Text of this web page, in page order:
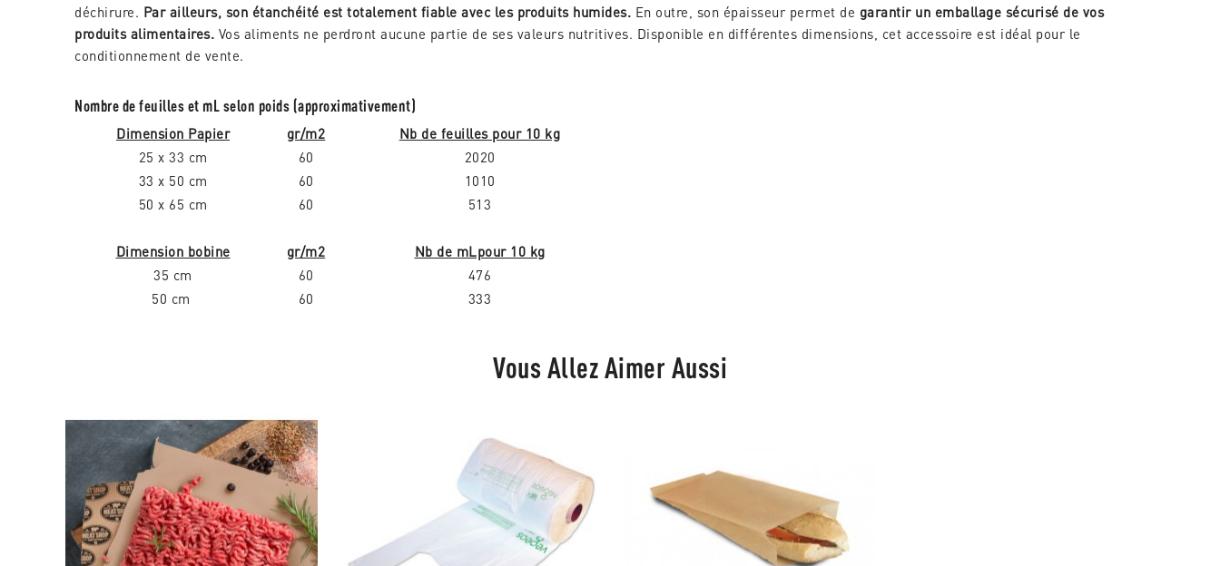
déchirure. Par ailleurs, son étanchéité est totalement fiable avec les produits humides. En outre, son épaisseur permet de garantir un emballage sécurisé de vos
produits alimentaires. Vos aliments ne perdront aucune partie de ses valeurs nutritives. Disponible en différentes dimensions, cet accessoire est idéal pour le
conditionnement de vente.
Nombre de feuilles et mL selon poids (approximativement)
Dimension Papier
gr/m2
Nb de feuilles pour 10 kg
25 x 33 cm
60
2020
33 x 50 cm
60
1010
50 x 65 cm
60 513
Dimension bobine gr/m2
Nb de mLpour 10 kg
35 cm
60
476
50 cm
60 333
Vous Allez Aimer Aussi